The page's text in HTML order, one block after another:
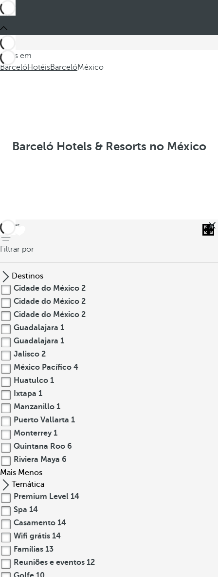
Estes em
BarcelóHotéisBarcelóMéxico
Barceló Hotels & Resorts no México
voltar
Filtrar por
Destinos
Cidade do México 2
Cidade do México 2
Cidade do México 2
Guadalajara 1
Guadalajara 1
Jalisco 2
México Pacífico 4
Huatulco 1
Ixtapa 1
Manzanillo 1
Puerto Vallarta 1
Monterrey 1
Quintana Roo 6
Riviera Maya 6
Mais Menos
Temática
Premium Level 14
Spa 14
Casamento 14
Wifi grátis 14
Famílias 13
Reuniões e eventos 12